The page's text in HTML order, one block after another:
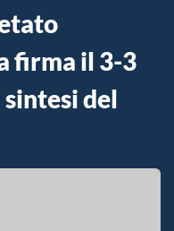
firma il 3-3
del